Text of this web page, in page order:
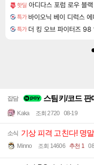
핫딜 아디다스 포럼 로우 블
특가
특가
잡담 스팀키/코드 판
Kaka 조회 2720 08-19
소식 기상 피격 고친다! 명
Minno 조회 14606 추천 1